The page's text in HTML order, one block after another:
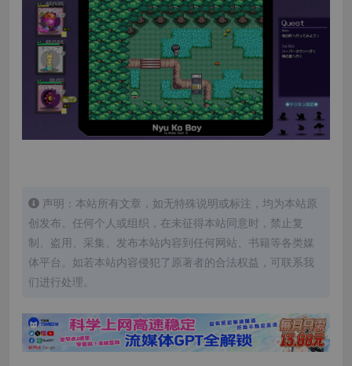
声明：本站所有文章，如无特殊说明或标注，均为本站原
创发布。任何个人或组织，在未征得本站同意时，禁止复
制、盗用、采集、发布本站内容到任何网站、书籍等各类媒
体平台。如若本站内容侵犯了原著者的合法权益，可联系我
们进行处理。